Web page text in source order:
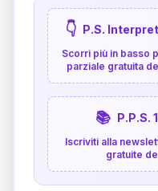
👇 P.S.
Scorri più in basso
parziale gratuita
📚 P.P.S.
Iscriviti alla
gratuite